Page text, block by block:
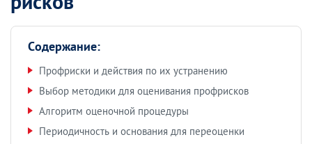
Содержание:
Профриски и действия по их устранению
Выбор методики для оценивания профрисков
Алгоритм оценочной процедуры
Периодичность и основания для переоценки